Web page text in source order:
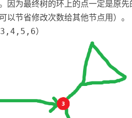
因为最终树的环上的点一定是原
以节省修改次数给其他节点用）。
）